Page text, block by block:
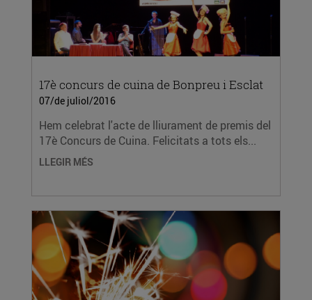
17è concurs de cuina de Bonpreu i Esclat
07/de juliol/2016
Hem celebrat l'acte de lliurament de premis del
17è Concurs de Cuina. Felicitats a tots els...
LLEGIR MÉS